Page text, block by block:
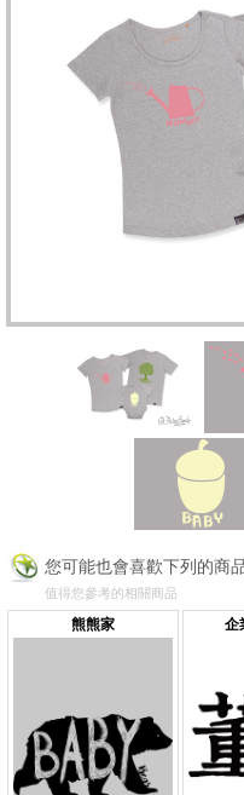
您可能也會喜歡下列的商
值得您參考的相關商品
熊熊家 企